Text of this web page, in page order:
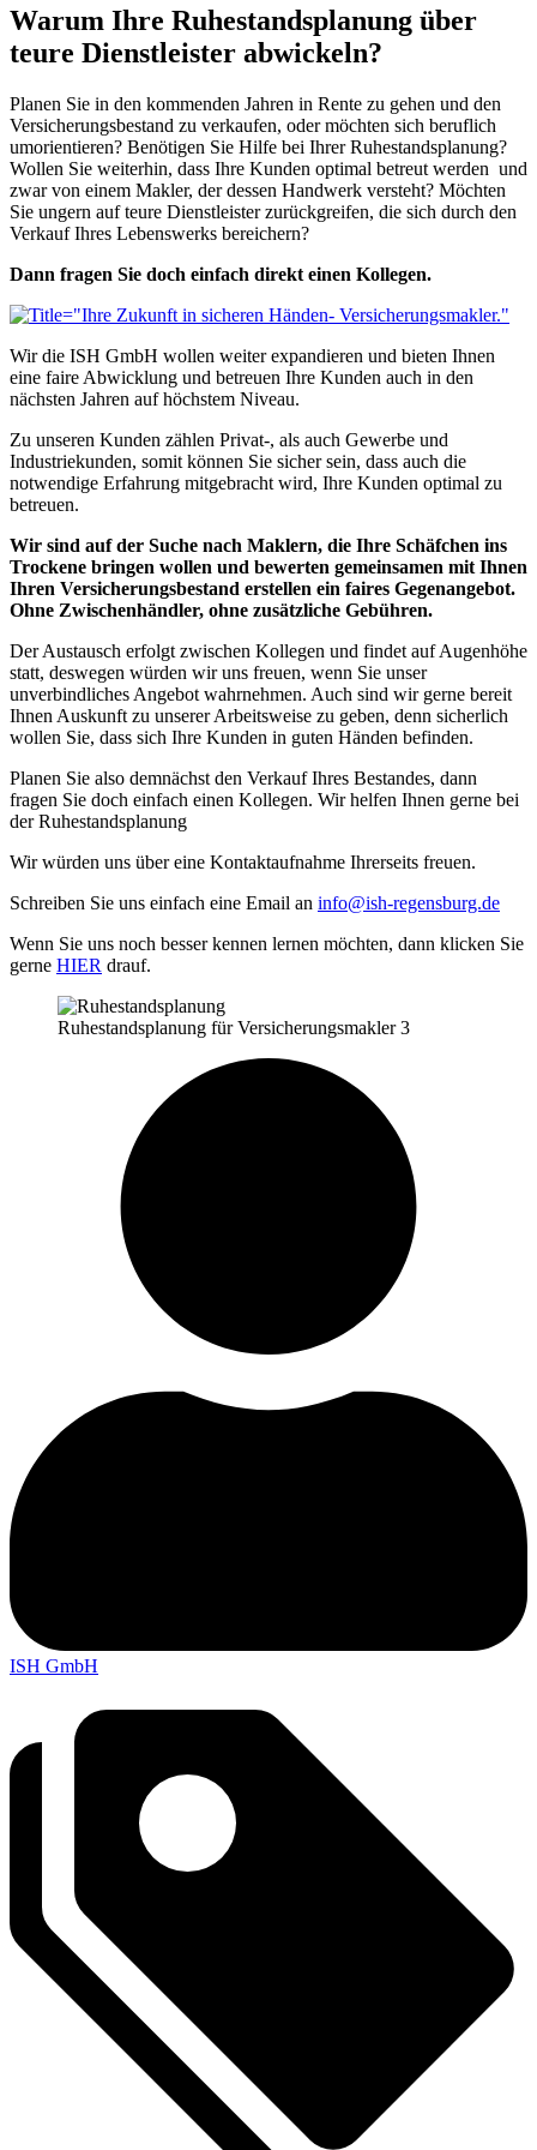
Warum Ihre Ruhestandsplanung über
teure Dienstleister abwickeln?
Planen Sie in den kommenden Jahren in Rente zu gehen und den
Versicherungsbestand zu verkaufen, oder möchten sich beruflich
umorientieren? Benötigen Sie Hilfe bei Ihrer Ruhestandsplanung?
Wollen Sie weiterhin, dass Ihre Kunden optimal betreut werden und
zwar von einem Makler, der dessen Handwerk versteht? Möchten
Sie ungern auf teure Dienstleister zurückgreifen, die sich durch den
Verkauf Ihres Lebenswerks bereichern?
Dann fragen Sie doch einfach direkt einen Kollegen.
Wir die ISH GmbH wollen weiter expandieren und bieten Ihnen
eine faire Abwicklung und betreuen Ihre Kunden auch in den
nächsten Jahren auf höchstem Niveau.
Zu unseren Kunden zählen Privat-, als auch Gewerbe und
Industriekunden, somit können Sie sicher sein, dass auch die
notwendige Erfahrung mitgebracht wird, Ihre Kunden optimal zu
betreuen.
Wir sind auf der Suche nach Maklern, die Ihre Schäfchen ins
Trockene bringen wollen und bewerten gemeinsamen mit Ihnen
Ihren Versicherungsbestand erstellen ein faires Gegenangebot.
Ohne Zwischenhändler, ohne zusätzliche Gebühren.
Der Austausch erfolgt zwischen Kollegen und findet auf Augenhöhe
statt, deswegen würden wir uns freuen, wenn Sie unser
unverbindliches Angebot wahrnehmen. Auch sind wir gerne bereit
Ihnen Auskunft zu unserer Arbeitsweise zu geben, denn sicherlich
wollen Sie, dass sich Ihre Kunden in guten Händen befinden.
Planen Sie also demnächst den Verkauf Ihres Bestandes, dann
fragen Sie doch einfach einen Kollegen. Wir helfen Ihnen gerne bei
der Ruhestandsplanung
Wir würden uns über eine Kontaktaufnahme Ihrerseits freuen.
Schreiben Sie uns einfach eine Email an info@ish-regensburg.de
Wenn Sie uns noch besser kennen lernen möchten, dann klicken Sie
gerne HIER drauf.
Ruhestandsplanung für Versicherungsmakler 3
ISH GmbH